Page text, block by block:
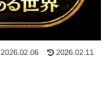
2026.02.06 2026.02.11